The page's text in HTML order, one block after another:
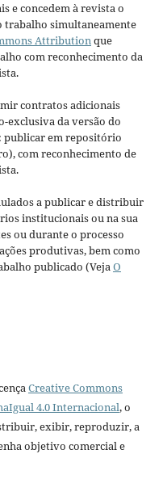
e concedem à revista o
trabalho simultaneamente
Attributionque
com reconhecimento da
contratos adicionais
exclusiva da versão do
publicar em repositório
com reconhecimento de
a publicar e distribuir
institucionais ou na sua
ou durante o processo
produtivas, bem como
publicado (VejaO
Creative Commons
4.0 Internacional, o
exibir, reproduzir, a
objetivo comercial e